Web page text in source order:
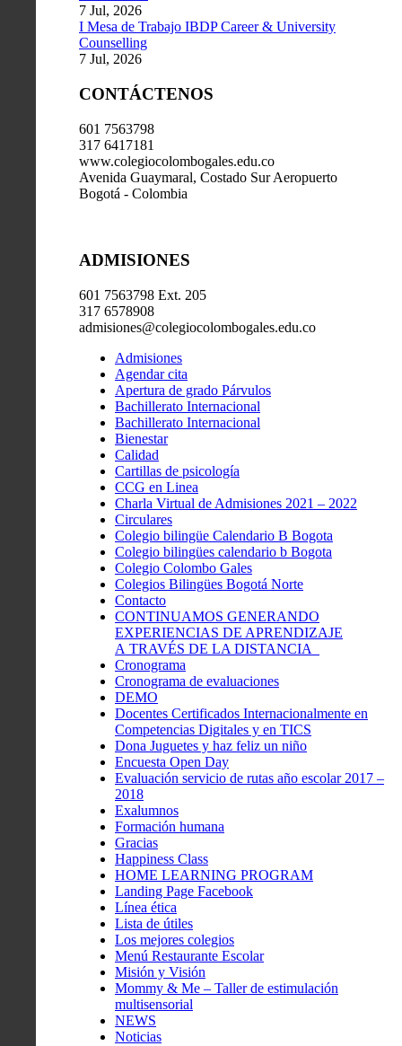
7 Jul, 2026
I Mesa de Trabajo IBDP Career & University
Counselling
7 Jul, 2026
CONTÁCTENOS
601 7563798
317 6417181
www.colegiocolombogales.edu.co
Avenida Guaymaral, Costado Sur Aeropuerto
Bogotá - Colombia
ADMISIONES
601 7563798 Ext. 205
317 6578908
admisiones@colegiocolombogales.edu.co
Admisiones
Agendar cita
Apertura de grado Párvulos
Bachillerato Internacional
Bachillerato Internacional
Bienestar
Calidad
Cartillas de psicología
CCG en Linea
Charla Virtual de Admisiones 2021 – 2022
Circulares
Colegio bilingüe Calendario B Bogota
Colegio bilingües calendario b Bogota
Colegio Colombo Gales
Colegios Bilingües Bogotá Norte
Contacto
CONTINUAMOS GENERANDO
EXPERIENCIAS DE APRENDIZAJE
A TRAVÉS DE LA DISTANCIA
Cronograma
Cronograma de evaluaciones
DEMO
Docentes Certificados Internacionalmente en
Competencias Digitales y en TICS
Dona Juguetes y haz feliz un niño
Encuesta Open Day
Evaluación servicio de rutas año escolar 2017 –
2018
Exalumnos
Formación humana
Gracias
Happiness Class
HOME LEARNING PROGRAM
Landing Page Facebook
Línea ética
Lista de útiles
Los mejores colegios
Menú Restaurante Escolar
Misión y Visión
Mommy & Me – Taller de estimulación
multisensorial
NEWS
Noticias